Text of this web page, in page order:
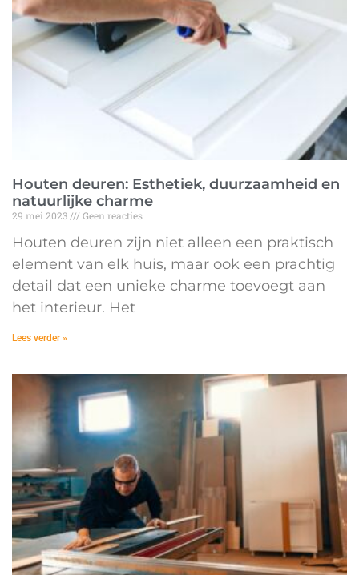
Houten deuren: Esthetiek, duurzaamheid en
natuurlijke charme
29 mei 2023 Geen reacties
Houten deuren zijn niet alleen een praktisch
element van elk huis, maar ook een prachtig
detail dat een unieke charme toevoegt aan
het interieur. Het
Lees verder »